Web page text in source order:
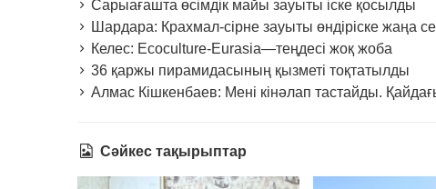
Сарыағашта өсімдік майы зауыты іске қосылды
Шардара: Крахмал-сірне зауыты өндіріске жаңа
Келес: Ecoculture-Eurasia—теңдесі жоқ жоба
36 қаржы пирамидасының қызметі тоқтатылды
Алмас Кішкенбаев: Мені кінәлап тастайды.
Сәйкес тақырыптар